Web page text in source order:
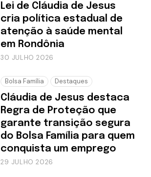
Lei de Cláudia de Jesus
cria política estadual de
atenção à saúde mental
em Rondônia
30 JULHO 2026
Bolsa Família Destaques
Cláudia de Jesus destaca
Regra de Proteção que
garante transição segura
do Bolsa Família para quem
conquista um emprego
29 JULHO 2026